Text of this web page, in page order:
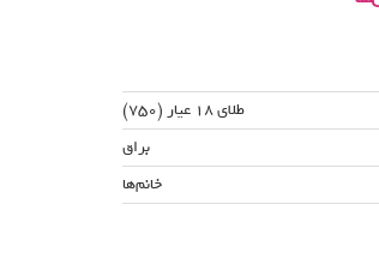
طلای 18 عیار (750)
براق
خانم‌ها